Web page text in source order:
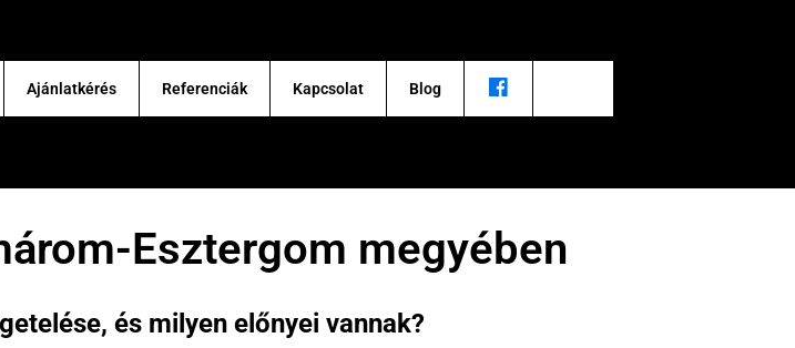
Ajánlatkérés Referenciák Kapcsolat Blog
Esztergom megyében
és milyen előnyei vannak?